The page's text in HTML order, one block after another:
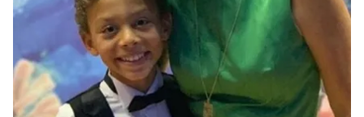
vasıtasıyla belirleyebilirsiniz. Çerezlere ilişkin detaylı bilgi
için Ayarlar butonuna tıklayabilir,
Çerez Bilgilendirme
Metnimizi ziyaret edebilirsiniz.
6698 sayılı Kişisel Verilerin Korunması Kanunu uyarınca
hazırlanmış Aydınlatma Metnimizi okumak ve sitemizde